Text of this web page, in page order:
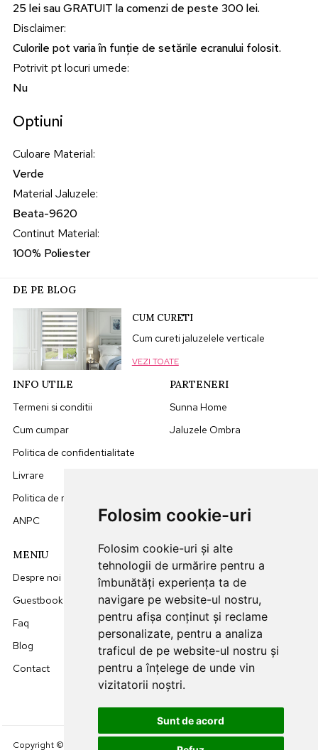
Folosim cookie-uri
Folosim cookie-uri și alte
tehnologii de urmărire pentru a
îmbunătăți experiența ta de
navigare pe website-ul nostru,
pentru afișa conținut și reclame
personalizate, pentru a analiza
traficul de pe website-ul nostru și
pentru a înțelege de unde vin
vizitatorii noștri.
Sunt de acord
25 lei sau GRATUIT la comenzi de peste 300 lei.
Disclaimer:
Culorile pot varia în funție de setările ecranului folosit.
Potrivit pt locuri umede:
Nu
Optiuni
Culoare Material:
Verde
Material Jaluzele:
Beata-9620
Continut Material:
100% Poliester
DE PE BLOG
CUM CURETI
Cum cureti jaluzelele verticale
VEZI TOATE
INFO UTILE
Termeni si conditii
Cum cumpar
Politica de confidentialitate
Livrare
Politica de retur
ANPC
PARTENERI
Sunna Home
Jaluzele Ombra
MENIU
Despre noi
Guestbook
Faq
Blog
Contact
DATE CONTACT
0749512455
office@sunna.ro
L-V: 09:00 - 18:00
Copyright © 2024 SunnaRollers. Creare Magazin Online